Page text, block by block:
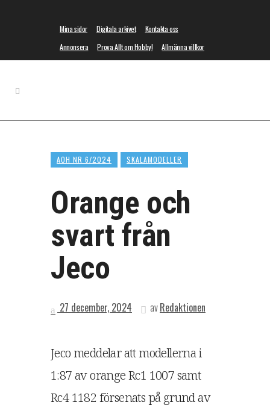
Mina sidor Digitala arkivet
Kontakta oss
Annonsera
Prova Allt om Hobby! Allmänna villkor
AOH NR 6/2024 SKALAMODELLER
Orange och
svart från
Jeco
27 december, 2024 avRedaktionen
Jeco meddelar att modellerna i
1:87 av orange Rc1 1007 samt
Rc4 1182 försenats på grund av